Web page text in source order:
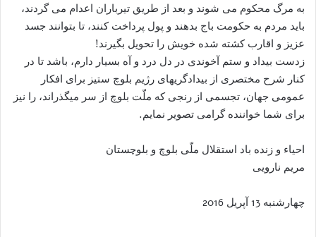
به مرگ محکوم می شوند و بعد از طریق تیرباران اعدام می گردند،
باید مردم به حکومت باج بدهند و پول پرداخت کنند، تا بتوانند جسد
عزیز و اقارب کشته شده خویش را تحویل بگیرند!
زدست بیداد و ستم آخوندی در دل درد و آه بسیار دارم، باشد تا در
کنار شرح مختصری از بیدادگریهای رژیم بلوچ ستیز برای افکار
عمومی جهان، تجسمی از رنجی که ملّت بلوچ از سر میگذراند، را نیز
برای شما خواننده گرامی تصویر نمایم.
احیاء و زنده باد استقلال ملّی بلوچ و بلوچستان
مریم نارویی
چهارشنبه 13 آپریل 2016